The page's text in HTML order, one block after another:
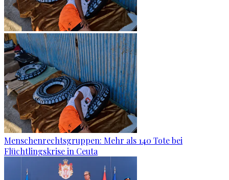
Menschenrechtsgruppen: Mehr als 140 Tote bei
Flüchtlingskrise in Ceuta